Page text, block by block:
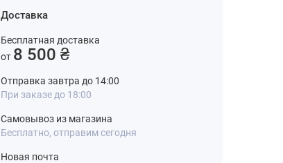
Доставка
Бесплатная доставка
от 8 500 ₴
Отправка завтра до 14:00
При заказе до 18:00
Самовывоз из магазина
Бесплатно, отправим сегодня
Новая почта